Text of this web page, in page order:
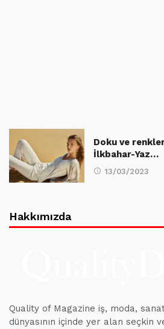
Doku ve
İlkbahar-Yaz…
13/03/2023
Hakkımızda
Quality of Magazine iş, moda,
dünyasının içinde yer alan seçkin